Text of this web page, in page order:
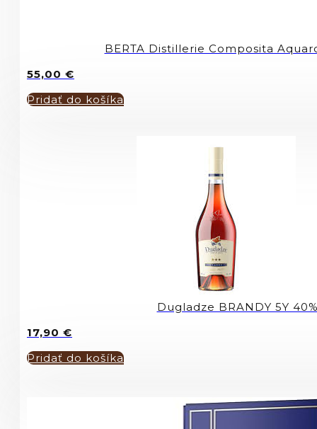
BERTA Distillerie Composita
55,00 €
Pridať do košíka
Dugladze BRANDY 5Y
17,90 €
Pridať do košíka